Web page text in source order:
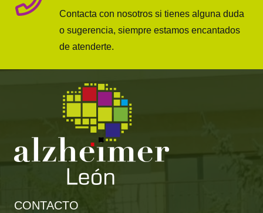
Contacta con nosotros si tienes alguna duda
o sugerencia, siempre estamos encantados
de atenderte.
CONTACTO